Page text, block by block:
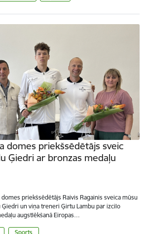
domes priekšsēdētājs sveic
Ģiedri ar bronzas medaļu
priekšsēdētājs Raivis Ragainis sveica mūsu
un viņa treneri Ģirtu Lambu par izcilo
augstlēkšanā Eiropas…
Sports